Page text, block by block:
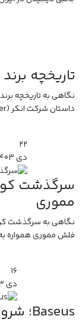
تاریخچه
نگاهی به تاریخچه
داستان شرکت انکر (Anker)، فر...
۲۲
دی
سرگذشت
مموری
نگاهی به سرگذشت
فلش مموری همواره
۱۶
دی
Baseus؛ شروعی در کابل و لوازم جانبی